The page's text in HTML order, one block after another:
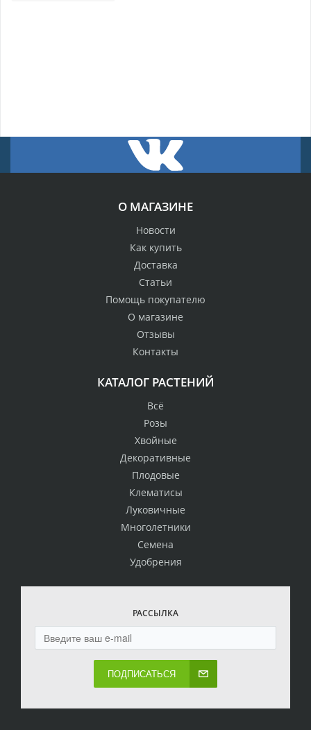
О МАГАЗИНЕ
Новости
Как купить
Доставка
Статьи
Помощь покупателю
О магазине
Отзывы
Контакты
КАТАЛОГ РАСТЕНИЙ
Всё
Розы
Хвойные
Декоративные
Плодовые
Клематисы
Луковичные
Многолетники
Семена
Удобрения
РАССЫЛКА
ПОДПИСАТЬСЯ